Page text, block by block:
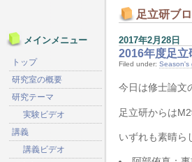
足立研ブ
2017年2月28日
2016年度足立
Filed under: Season's
今日は修士論文
足立研からは
いずれも素晴ら
メインメニュー
トップ
研究室の概要
研究テーマ
実験ビデオ
講義
講義ビデオ